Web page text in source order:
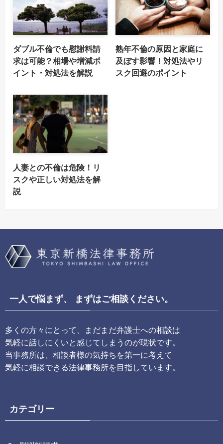
ダブル不倫でも慰謝料請
求は可能？相場や増減ポ
イント・対処法を解説
熟年不倫の原因と家庭に
及ぼす影響！対処法やリ
スク回避のポイント
人妻との不倫は危険！リ
スクや正しい対処法を解
説
一人で悩まず、 まずはご相談ください。
多くの方々にとって、まだまだ弁護士への相談は
気軽に話しにくいと感じてしまうのが現状です。
当事務所は、相談者様の気持ちを第一に考えて
気軽に相談できる法律事務所を目指しています。
カテゴリー